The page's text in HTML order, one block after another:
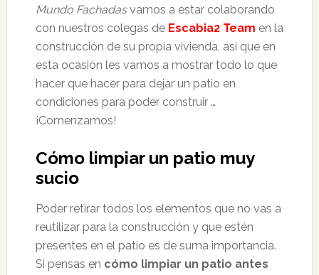
Mundo Fachadasvamos a estar colaborando
con nuestros colegas de Escabia2 Team en la
construcción de su propia vivienda, así que en
esta ocasión les vamos a mostrar todo lo que
hacer que hacer para dejar un patio en
condiciones para poder construir …
¡Comenzamos!
Cómo limpiar un patio muy
sucio
Poder retirar todos los elementos que no vas a
reutilizar para la construcción y que estén
presentes en el patio es de suma importancia.
Si pensas en cómo limpiar un patio antes